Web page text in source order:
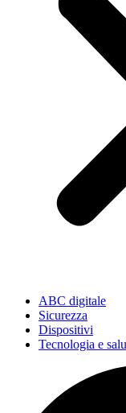
ABC digitale
Sicurezza
Dispositivi
Tecnologia e